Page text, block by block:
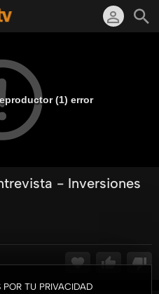
POR TU PRIVACIDAD
(1) error
- Inversiones